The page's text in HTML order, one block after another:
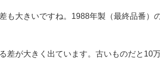
も大きいですね。1988年製（最終品番）
差が大きく出ています。古いものだと10